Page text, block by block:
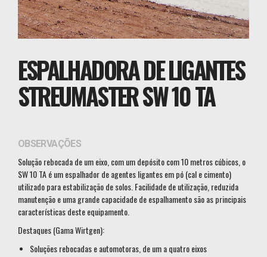
ESPALHADORA DE LIGANTES
STREUMASTER SW 10 TA
OBSERVAÇÕES
Solução rebocada de um eixo, com um depósito com 10 metros cúbicos, o
SW 10 TA é um espalhador de agentes ligantes em pó (cal e cimento)
utilizado para estabilização de solos. Facilidade de utilização, reduzida
manutenção e uma grande capacidade de espalhamento são as principais
características deste equipamento.
Destaques (Gama Wirtgen):
Soluções rebocadas e automotoras, de um a quatro eixos